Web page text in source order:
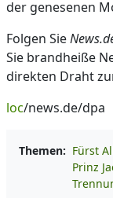
der genesenen
Folgen Sie
Sie brandheiße
direkten Draht
loc/news.de/dpa
Themen: Fürst
Prinz